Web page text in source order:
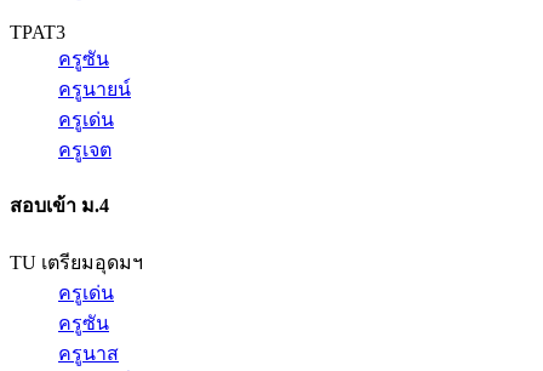
TPAT3
ครูซัน
ครูนายน์
ครูเด่น
ครูเจต
สอบเข้า ม.4
TU เตรียมอุดมฯ
ครูเด่น
ครูซัน
ครูนาส